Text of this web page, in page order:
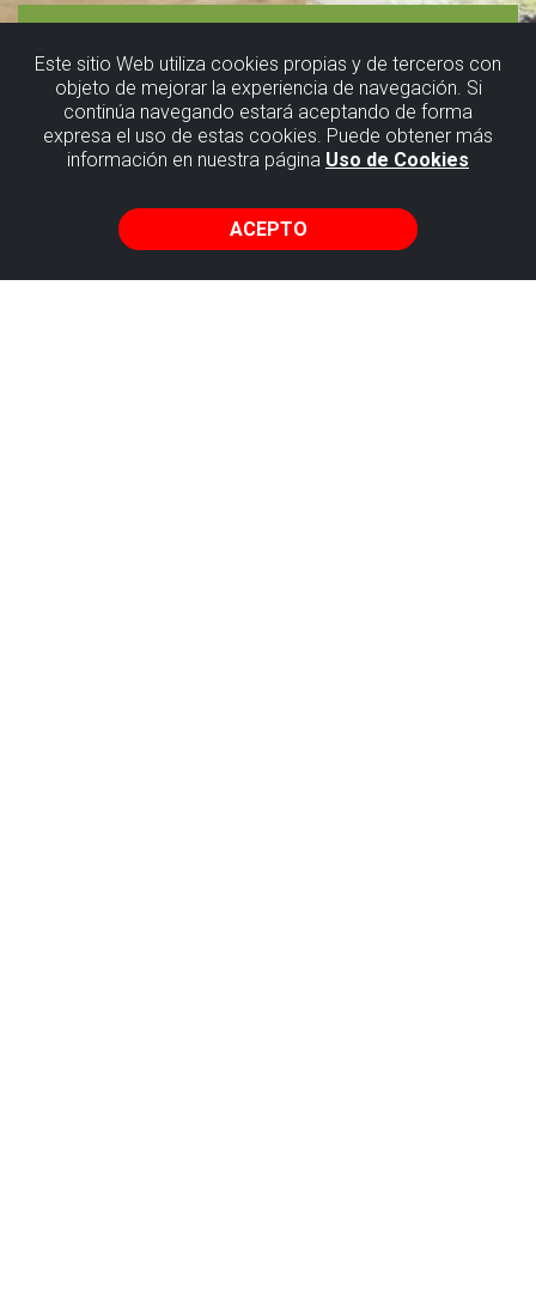
Este sitio Web utiliza cookies propias y de terceros con
objeto de mejorar la experiencia de navegación. Si
continúa navegando estará aceptando de forma
expresa el uso de estas cookies. Puede obtener más
información en nuestra página Uso de Cookies
ACEPTO